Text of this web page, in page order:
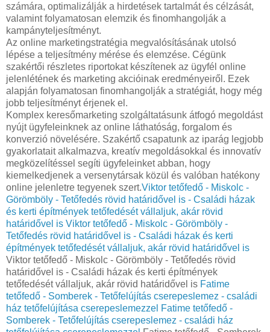
számára, optimalizálják a hirdetések tartalmát és célzását,
valamint folyamatosan elemzik és finomhangolják a
kampányteljesítményt.
Az online marketingstratégia megvalósításának utolsó
lépése a teljesítmény mérése és elemzése. Cégünk
szakértői részletes riportokat készítenek az ügyfél online
jelenlétének és marketing akcióinak eredményeiről. Ezek
alapján folyamatosan finomhangolják a stratégiát, hogy még
jobb teljesítményt érjenek el.
Komplex keresőmarketing szolgáltatásunk átfogó megoldást
nyújt ügyfeleinknek az online láthatóság, forgalom és
konverzió növelésére. Szakértő csapatunk az iparág legjobb
gyakorlatait alkalmazva, kreatív megoldásokkal és innovatív
megközelítéssel segíti ügyfeleinket abban, hogy
kiemelkedjenek a versenytársak közül és valóban hatékony
online jelenletre tegyenek szert.Viktor tetőfedő - Miskolc -
Görömböly - Tetőfedés rövid határidővel is - Családi házak
és kerti építmények tetőfedését vállaljuk, akár rövid
határidővel is Viktor tetőfedő - Miskolc - Görömböly -
Tetőfedés rövid határidővel is - Családi házak és kerti
építmények tetőfedését vállaljuk, akár rövid határidővel is
Viktor tetőfedő - Miskolc - Görömböly - Tetőfedés rövid
határidővel is - Családi házak és kerti építmények
tetőfedését vállaljuk, akár rövid határidővel is Fatime
tetőfedő - Somberek - Tetőfelújítás cserepeslemez - családi
ház tetőfelújítása cserepeslemezzel Fatime tetőfedő -
Somberek - Tetőfelújítás cserepeslemez - családi ház